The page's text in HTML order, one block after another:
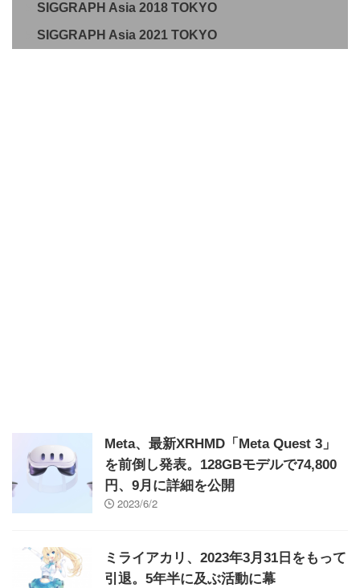
SIGGRAPH Asia 2018 TOKYO
SIGGRAPH Asia 2021 TOKYO
Meta、最新XRHMD「Meta Quest 3」
を前倒し発表。128GBモデルで74,800
円、9月に詳細を公開
2023/6/2
ミライアカリ、2023年3月31日をもって
引退。5年半に及ぶ活動に幕